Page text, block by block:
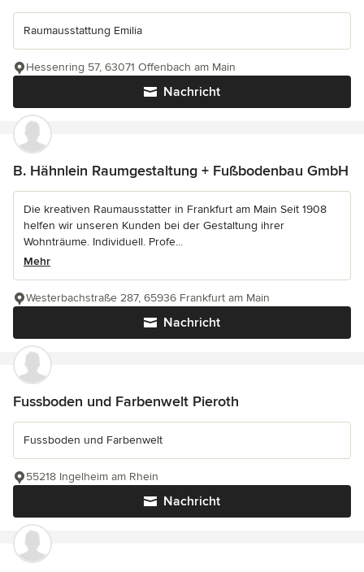
Raumausstattung Emilia
Nachricht
Hessenring 57, 63071 Offenbach am Main
B. Hähnlein Raumgestaltung + Fußbodenbau GmbH
Die kreativen Raumausstatter in Frankfurt am Main Seit 1908
helfen wir unseren Kunden bei der Gestaltung ihrer
Wohnträume. Individuell. Profe...
Mehr
Nachricht
Westerbachstraße 287, 65936 Frankfurt am Main
Fussboden und Farbenwelt Pieroth
Fussboden und Farbenwelt
Nachricht
55218 Ingelheim am Rhein